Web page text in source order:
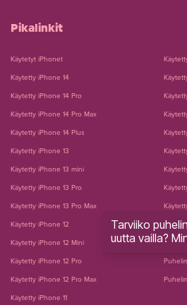
Pikalinkit
Käytetyt iPhonet
Käytetty iPhone 14
Käytetty iPhone 14 Pro
Käytetty iPhone 14 Pro Max
Käytetty iPhone 14 Plus
Käytetty iPhone 13
Käytetty iPhone 13 mini
Käytetty iPhone 13 Pro
Käytetty iPhone 13 Pro Max
Käytetty iPhone 12
Käytetty iPhone 12 Mini
Käytetty iPhone 12 Pro
Käytetty iPhone 12 Pro Max
Käytetty iPhone 11
Tarviiko
uutta vailla?